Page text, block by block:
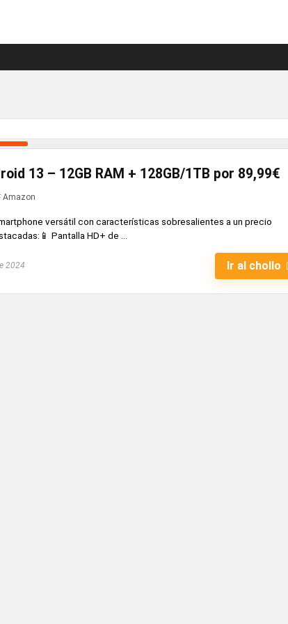
13 – 12GB RAM + 128GB/1TB por 89,99€
Amazon
versátil con características sobresalientes a un precio
Pantalla HD+ de ...
2024 Ir al chollo